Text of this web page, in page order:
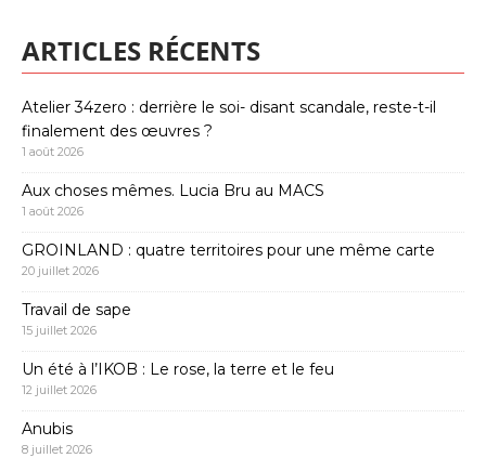
ARTICLES RÉCENTS
Atelier 34zero : derrière le soi- disant scandale, reste-t-il
finalement des œuvres ?
1 août 2026
Aux choses mêmes. Lucia Bru au MACS
1 août 2026
GROINLAND : quatre territoires pour une même carte
20 juillet 2026
Travail de sape
15 juillet 2026
Un été à l’IKOB : Le rose, la terre et le feu
12 juillet 2026
Anubis
8 juillet 2026